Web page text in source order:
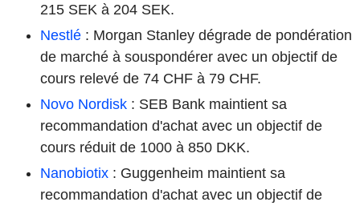
215 SEK à 204 SEK.
Nestlé : Morgan Stanley dégrade de pondération
de marché à souspondérer avec un objectif de
cours relevé de 74 CHF à 79 CHF.
Novo Nordisk : SEB Bank maintient sa
recommandation d'achat avec un objectif de
cours réduit de 1000 à 850 DKK.
Nanobiotix : Guggenheim maintient sa
recommandation d'achat avec un objectif de